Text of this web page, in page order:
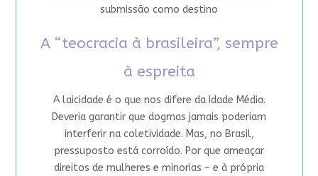
submissão como destino
A “teocracia à brasileira”, sempre
à espreita
A laicidade é o que nos difere da Idade Média.
Deveria garantir que dogmas jamais poderiam
interferir na coletividade. Mas, no Brasil,
pressuposto está corroído. Por que ameaçar
direitos de mulheres e minorias – e à própria